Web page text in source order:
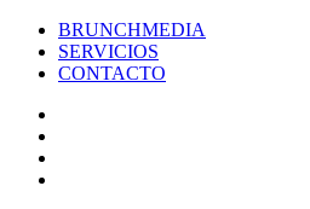
BRUNCHMEDIA
SERVICIOS
CONTACTO